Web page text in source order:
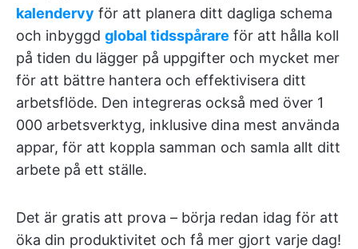
kalendervy för att planera ditt dagliga schema
och inbyggd global tidsspårare för att hålla koll
på tiden du lägger på uppgifter och mycket mer
för att bättre hantera och effektivisera ditt
arbetsflöde. Den integreras också med över 1
000 arbetsverktyg, inklusive dina mest använda
appar, för att koppla samman och samla allt ditt
arbete på ett ställe.
Det är gratis att prova – börja redan idag för att
öka din produktivitet och få mer gjort varje dag!